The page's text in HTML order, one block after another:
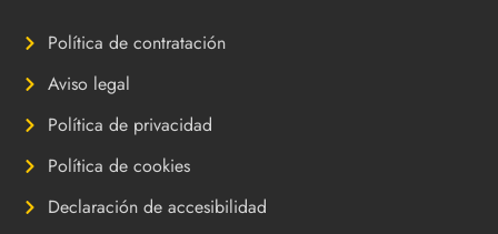
Política de contratación
Aviso legal
Política de privacidad
Política de cookies
Declaración de accesibilidad